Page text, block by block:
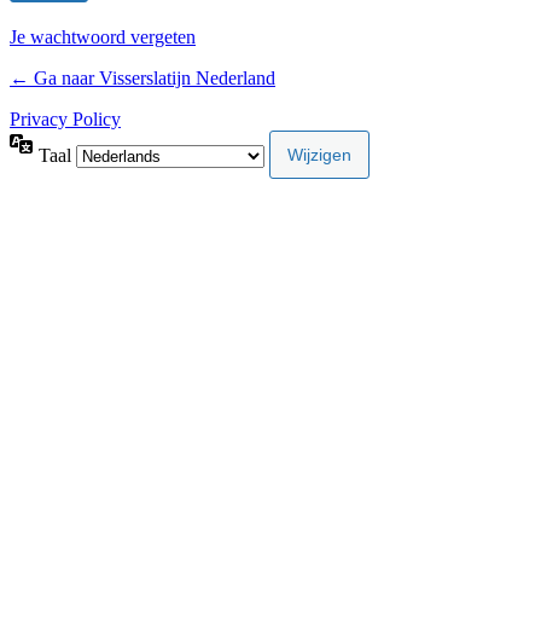
Je wachtwoord vergeten
← Ga naar Visserslatijn Nederland
Privacy Policy
Taal